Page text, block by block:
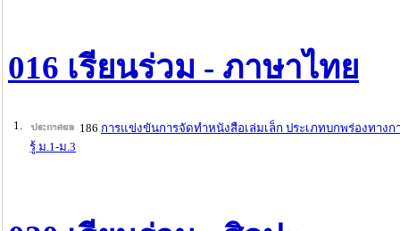
016 เรียนร่วม - ภาษาไทย
1. 186 การแข่งขันการจัดทำหนังสือเล่มเล็ก ประเภทบกพร่องทางก
รู้ ม.1-ม.3